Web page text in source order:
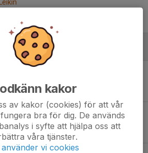
Åskloster FF
P1
kakor
av kakor (cookies) för att vår
bra för dig. De används
i syfte att hjälpa oss att
våra tjänster.
använder vi cookies